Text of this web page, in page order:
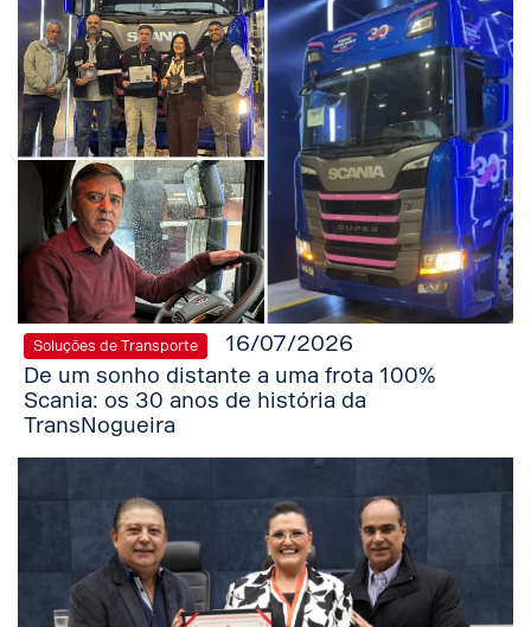
Soluções de Transporte
16/07/2026
De um sonho distante a uma frota 100%
Scania: os 30 anos de história da
TransNogueira